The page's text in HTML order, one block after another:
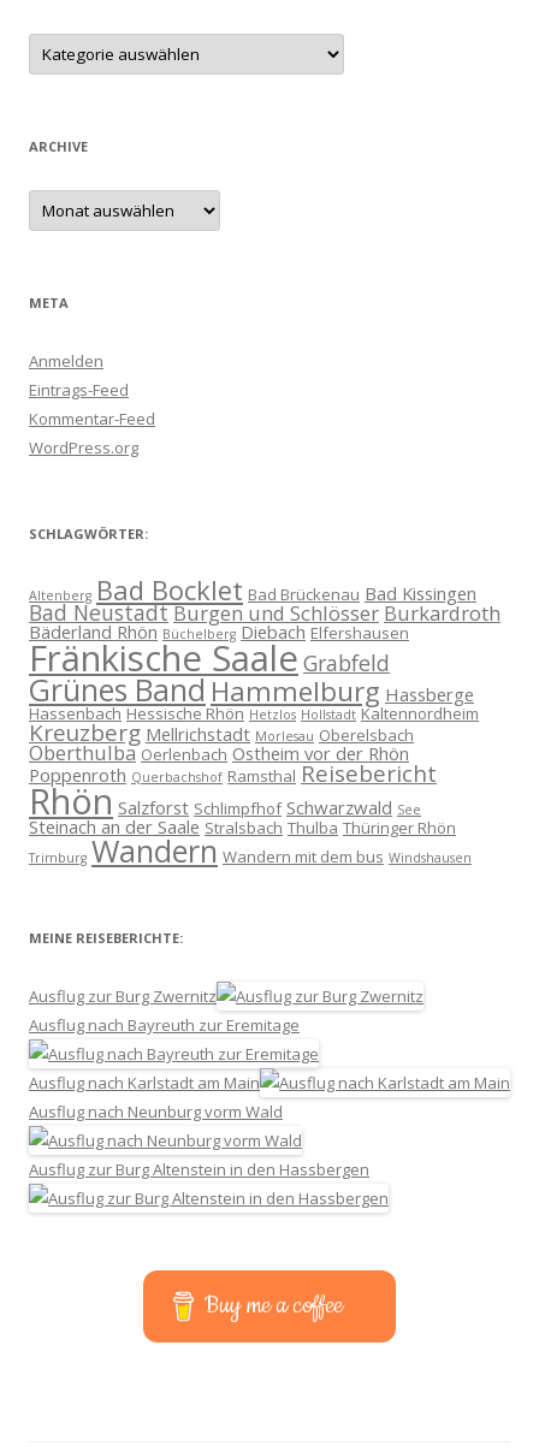
Kategorien
ARCHIVE
Archive
META
Anmelden
Eintrags-Feed
Kommentar-Feed
WordPress.org
SCHLAGWÖRTER:
Altenberg Bad Bocklet Bad Brückenau Bad Kissingen
Bad NeustadtBurgen und Schlösser Burkardroth
Bäderland Rhön Büchelberg Diebach Elfershausen
Fränkische Saale Grabfeld
Grünes BandHammelburg Hassberge
Hassenbach Hessische Rhön Hetzlos Hollstadt Kaltennordheim
Kreuzberg Mellrichstadt Morlesau Oberelsbach
Oberthulba Oerlenbach Ostheim vor der Rhön
Poppenroth Querbachshof Ramsthal Reisebericht
Rhön Salzforst Schlimpfhof Schwarzwald See
Steinach an der Saale Stralsbach Thulba Thüringer Rhön
Trimburg Wandern Wandern mit dem bus Windshausen
MEINE REISEBERICHTE:
Ausflug zur Burg Zwernitz
Ausflug nach Bayreuth zur Eremitage
Ausflug nach Karlstadt am Main
Ausflug nach Neunburg vorm Wald
Ausflug zur Burg Altenstein in den Hassbergen
Buy me a coffee